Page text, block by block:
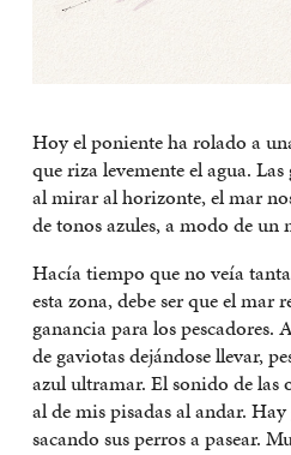
Hoy el poniente ha rolado a
que riza levemente el agua.
al mirar al horizonte, el mar
de tonos azules, a modo de un
Hacía tiempo que no veía
esta zona, debe ser que el mar
ganancia para los pescadores.
de gaviotas dejándose llevar,
azul ultramar. El sonido de las
al de mis pisadas al andar.
sacando sus perros a pasear.